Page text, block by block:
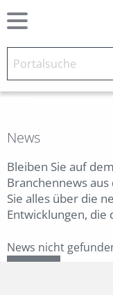
News
Bleiben Sie auf
Branchennews
Sie alles über die
Entwicklungen, die
News nicht